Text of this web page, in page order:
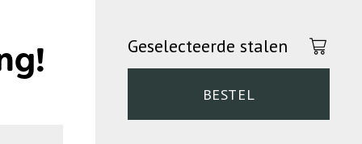
Geselecteerde stalen
BESTEL